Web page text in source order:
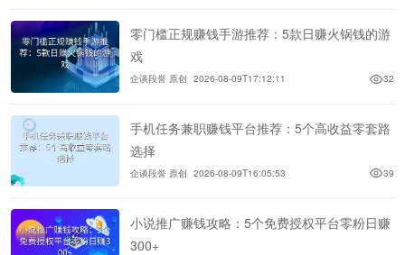
零门槛正规赚钱手游推荐：5款日赚火锅钱的游
戏
企谈段誉 原创 2026-08-09T17:12:11 32
手机任务兼职赚钱平台推荐：5个高收益零套路
选择
企谈段誉 原创 2026-08-09T16:05:53 39
小说推广赚钱攻略：5个免费授权平台零粉日赚
300+